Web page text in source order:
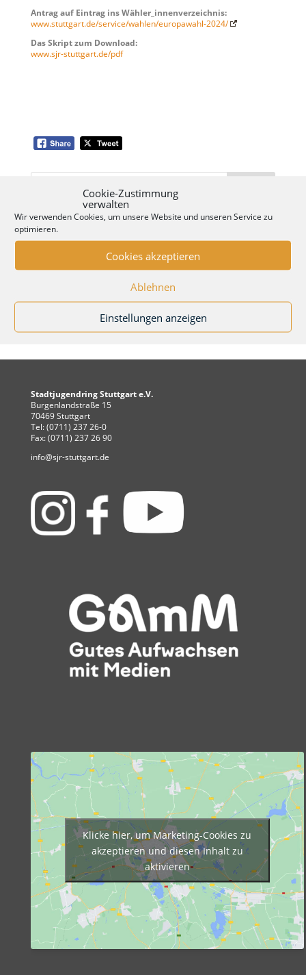
Cookie-Zustimmung
verwalten
Wir verwenden Cookies, um unsere Website und unseren Service zu
optimieren.
Cookies akzeptieren
Ablehnen
Einstellungen anzeigen
Antrag auf Eintrag ins Wähler_innenverzeichnis:
www.stuttgart.de/service/wahlen/europawahl-2024/
Das Skript zum Download:
www.sjr-stuttgart.de/pdf
Suchen
Neueste Beiträge
Jugendverbandsarbeit ist unbezahlbar – aber nicht kostenlos!
KI-Workshops an der Hochschule der Medien
Wie nutzen Jugendliche KI-Chatbots? Forschungsbericht ist
Das Jugendforum geht in die nächste Runde
Jennifer in Finnland, Sininauhasäätiö, Helsinki
Stadtjugendring Stuttgart e.V.
Burgenlandstraße 15
70469 Stuttgart
Tel: (0711) 237 26-0
Fax: (0711) 237 26 90
info@sjr-stuttgart.de
Klicke hier, um Marketing-Cookies zu
akzeptieren und diesen Inhalt zu
aktivieren